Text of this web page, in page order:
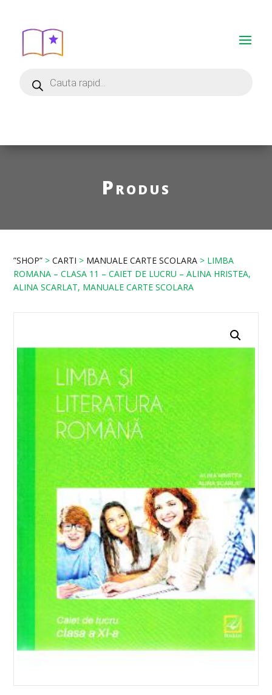
Produs
”SHOP” >CARTI > MANUALE CARTE SCOLARA > LIMBA
ROMANA – CLASA 11 – CAIET DE LUCRU – ALINA HRISTEA,
ALINA SCARLAT, MANUALE CARTE SCOLARA